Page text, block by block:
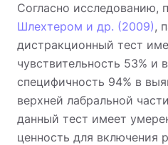
Согласно исследованию,
Шлехтером и др. (2009),
дистракционный тест
чувствительность 53% и
специфичность 94% в
верхней лабральной
данный тест имеет
ценность для включения